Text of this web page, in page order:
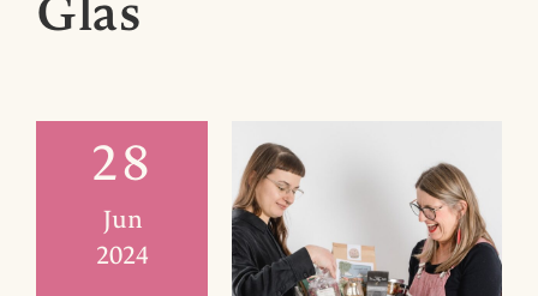
Glas
28
Jun
2024